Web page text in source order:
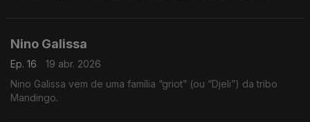
Nino Galissa
Ep. 16
19 abr. 2026
Nino Galissa vem de uma família “griot” (ou “Djeli”) da tribo
Mandingo.